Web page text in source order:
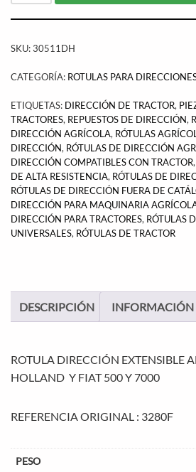
SKU:30511DH
CATEGORÍA: ROTULAS PARA
ETIQUETAS: DIRECCIÓN DE TRACTOR,
TRACTORES, REPUESTOS DE DIRECCIÓN,
DIRECCIÓN AGRÍCOLA, RÓTULAS
DIRECCIÓN, RÓTULAS DE DIRECCIÓN
DIRECCIÓN COMPATIBLES CON TRACTOR,
DE ALTA RESISTENCIA, RÓTULAS DE
RÓTULAS DE DIRECCIÓN FUERA DE
DIRECCIÓN PARA MAQUINARIA
DIRECCIÓN PARA TRACTORES, RÓTULAS
UNIVERSALES, RÓTULAS DE TRACTOR
DESCRIPCIÓN
ROTULA DIRECCIÓN EXTENSIBLE
HOLLAND Y FIAT 500 Y 7000
REFERENCIA ORIGINAL : 3280F
PESO